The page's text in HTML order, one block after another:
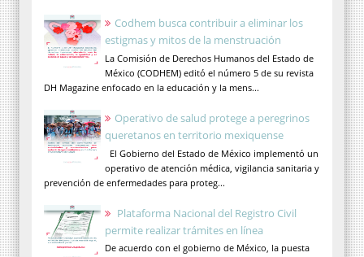
Codhem busca contribuir a eliminar los
estigmas y mitos de la menstruación
La Comisión de Derechos Humanos del Estado de
México (CODHEM) editó el número 5 de su revista
DH Magazine enfocado en la educación y la mens...
Operativo de salud protege a peregrinos
queretanos en territorio mexiquense
El Gobierno del Estado de México implementó un
operativo de atención médica, vigilancia sanitaria y
prevención de enfermedades para proteg...
Plataforma Nacional del Registro Civil
permite realizar trámites en línea
De acuerdo con el gobierno de México, la puesta